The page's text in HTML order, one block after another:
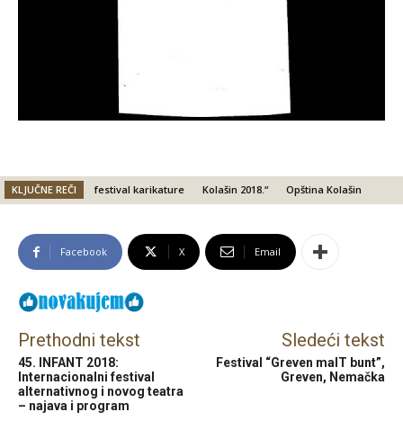
KLJUČNE REČI festival karikature Kolašin 2018.“ Opština Kolašin
Facebook X Email
Prethodni tekst
45. INFANT 2018:
Internacionalni festival
alternativnog i novog teatra
– najava i program
Sledeći tekst
Festival “Greven malT bunt”,
Greven, Nemačka